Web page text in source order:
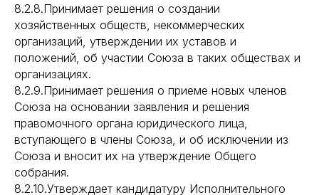
8.2.8.Принимает решения о создании
хозяйственных обществ, некоммерческих
организаций, утверждении их уставов и
положений, об участии Союза в таких обществах и
организациях.
8.2.9.Принимает решения о приеме новых членов
Союза на основании заявления и решения
правомочного органа юридического лица,
вступающего в члены Союза, и об исключении из
Союза и вносит их на утверждение Общего
собрания.
8.2.10.Утверждает кандидатуру Исполнительного